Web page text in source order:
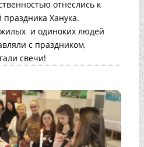
отнеслись к
Ханука.
и одиноких людей
с праздником,
свечи!